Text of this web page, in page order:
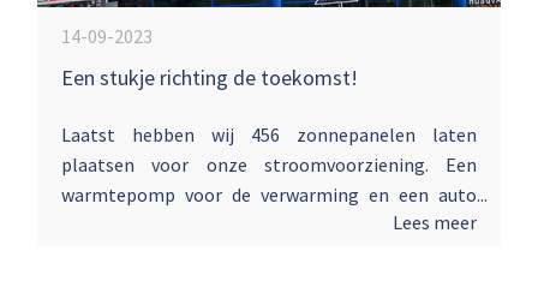
14-09-2023
Een stukje richting de toekomst!
Laatst hebben wij 456 zonnepanelen laten
plaatsen voor onze stroomvoorziening. Een
warmtepomp voor de verwarming en een auto
met stekker voor Wilco van Laar. Inmiddels staat
Lees meer